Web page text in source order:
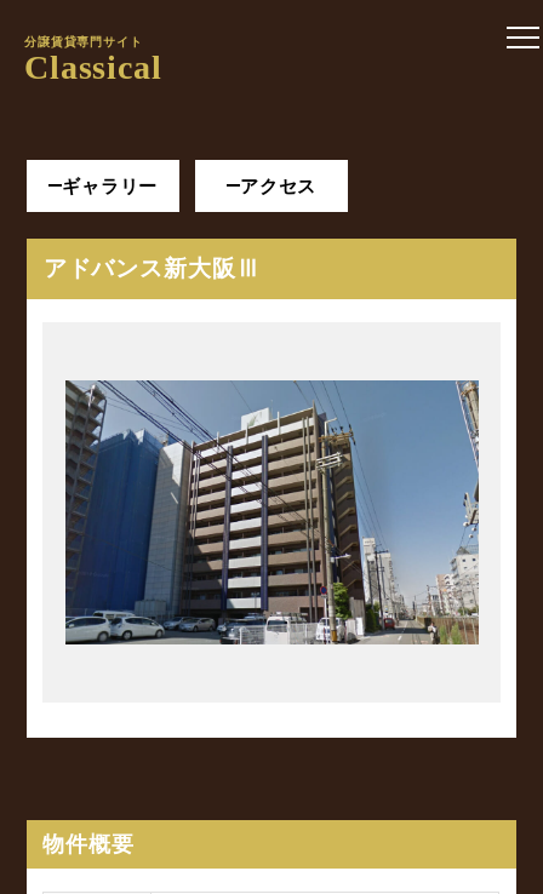
分譲賃貸専門サイト
Classical
ギャラリー アクセス
アドバンス新大阪Ⅲ
物件概要